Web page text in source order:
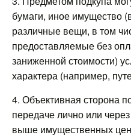
бумаги, иное имущество
различные вещи, в том
предоставляемые без
заниженной стоимости)
характера (например,
4. Объективная сторона
передаче лично или
выше имущественных